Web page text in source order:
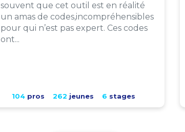
souvent que cet outil est en réalité
un amas de codes,incompréhensibles
pour qui n’est pas expert. Ces codes
ont...
104pros 262 jeunes 6 stages